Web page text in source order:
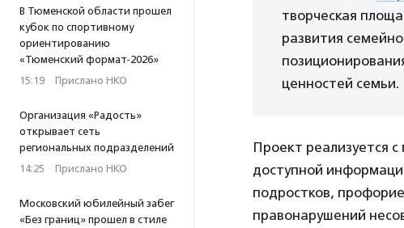
В Тюменской области прошел
кубок по спортивному
ориентированию
«Тюменский формат-2026»
15:19 · Прислано НКО
Организация «Радость»
открывает сеть
региональных подразделений
14:25 · Прислано НКО
Московский юбилейный забег
«Без границ» прошел в стиле
творческая
развития
ценностей семьи.
Проект реализуется
доступной
подростков,
правонарушений